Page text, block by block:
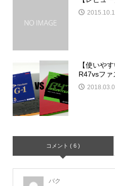
【使いや
R47vsファ
コメント ( 6 )
バク